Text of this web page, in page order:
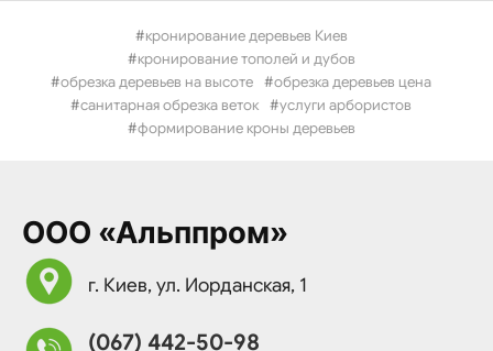
кронирование деревьев Киев
кронирование тополей и дубов
обрезка деревьев на высоте
обрезка деревьев цена
санитарная обрезка веток
услуги арбористов
формирование кроны деревьев
ООО «Альппром»
г. Киев, ул. Иорданская, 1
(067) 442-50-98